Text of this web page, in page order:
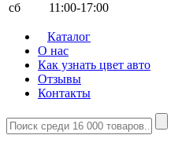
сб
11:00-17:00
Каталог
О нас
Как узнать цвет авто
Отзывы
Контакты